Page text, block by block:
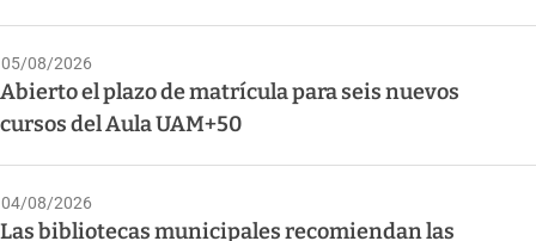
05/08/2026
Abierto el plazo de matrícula para seis nuevos
cursos del Aula UAM+50
04/08/2026
Las bibliotecas municipales recomiendan las